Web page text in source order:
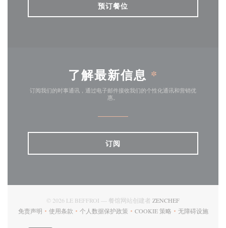
预订餐位
了解最新信息 *
订阅我们的时事通讯，通过电子邮件接收我们的个性化通讯和营销优
惠。
订阅
© 2026 LE BEFFROI — 餐馆网站创建者 ZENCHEF((在新窗口中打
免责声明
((在新窗口中打开))
使用条款
((在新窗口中打开))
个人数据保护政策
((在新窗口中打开))
COOKIE 策略
((在新窗口中打开))
无障碍设施
((在新窗口